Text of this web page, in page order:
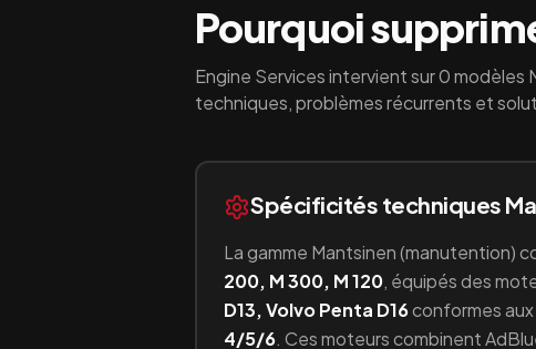
Pourquoi
Engine Services intervient sur0modèles
techniques, problèmes récurrents et
Spécificités techniques
La gamme Mantsinen(manutention)
200, M 300, M 120, équipésdes
D13, Volvo Penta D16conformes
4/5/6. Ces moteurs combinent